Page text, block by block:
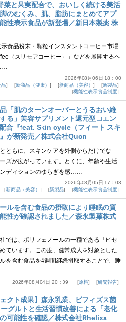
菜と果実配合で、おいしく続ける美活
のむくみ、肌、脂肪にまとめてアプ
性表示食品が新登場／新日本製薬 株
食品粉末・顆粒インスタントコーヒー市場
（スリモアコーヒー）」などを展開するヘ
2026年08月06日 18：00
品 新商品（健康） 新商品（美容）
新製品
機能性表示食品制度
「肌のターンオーバーとうるおい維
る」美容サプリメント還元型コエン
合『feat. Skin cycle（フィート スキ
が新発売／株式会社Quon
ともに、スキンケアを外側からだけでな
ズが広がっています。とくに、年齢や生活
ディションのゆらぎを感……
2026年08月05日 17：03
新商品（美容） 新製品 機能性表示食品制度
ルを含む食品の摂取により睡眠の質
性が確認されました／森永製菓株式
では、ポリフェノールの一種である「ピセ
ています。この度、健常成人を対象とした
を含む食品を4週間継続摂取することで、睡
2026年08月04日 20：09 原料 研究報告
ェクト成果】森永乳業、ビフィズス菌
グルトと生活習慣改善による「老化
可能性を確認／株式会社Rhelixa